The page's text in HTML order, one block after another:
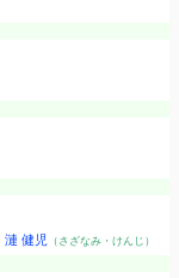
漣 健児 （さざなみ・けんじ）